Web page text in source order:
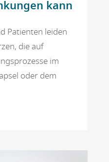
kann
Patienten leiden
die auf
im
oder dem